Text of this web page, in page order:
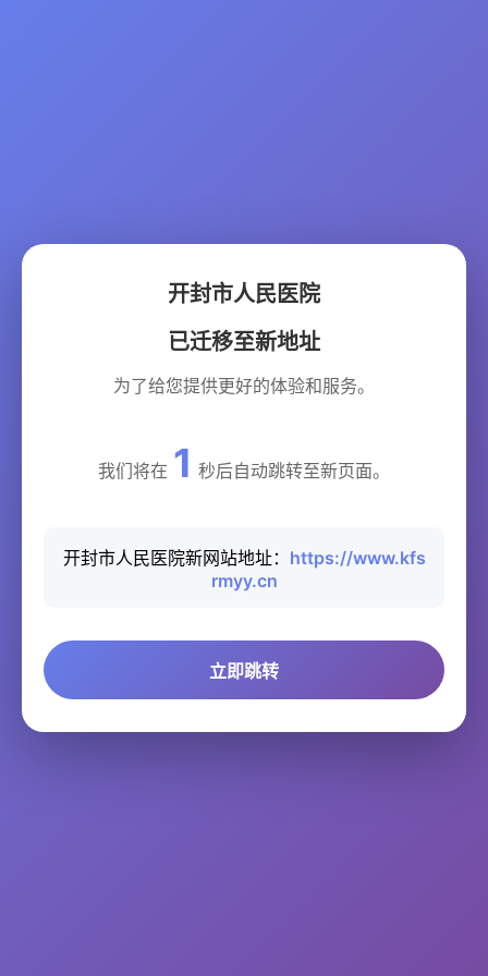
开封市人民医院
已迁移至新地址
为了给您提供更好的体验和服务。
我们将在 1 秒后自动跳转至新页面。
开封市人民医院新网站地址： https://www.kfs
rmyy.cn
立即跳转